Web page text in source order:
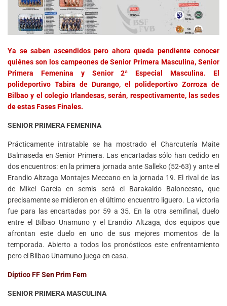
Ya se saben ascendidos pero ahora queda pendiente conocer
quiénes son los campeones de Senior Primera Masculina, Senior
Primera Femenina y Senior 2ª Especial Masculina. El
polideportivo Tabira de Durango, el polideportivo Zorroza de
Bilbao y el colegio Irlandesas, serán, respectivamente, las sedes
de estas Fases Finales.
SENIOR PRIMERA FEMENINA
Prácticamente intratable se ha mostrado el Charcutería Maite
Balmaseda en Senior Primera. Las encartadas sólo han cedido en
dos encuentros: en la primera jornada ante Salleko (52-63) y ante el
Erandio Altzaga Montajes Meccano en la jornada 19. El rival de las
de Mikel García en semis será el Barakaldo Baloncesto, que
precisamente se midieron en el último encuentro liguero. La victoria
fue para las encartadas por 59 a 35. En la otra semifinal, duelo
entre el Bilbao Unamuno y el Erandio Altzaga, dos equipos que
afrontan este duelo en uno de sus mejores momentos de la
temporada. Abierto a todos los pronósticos este enfrentamiento
pero el Bilbao Unamuno juega en casa.
Díptico FF Sen Prim Fem
SENIOR PRIMERA MASCULINA